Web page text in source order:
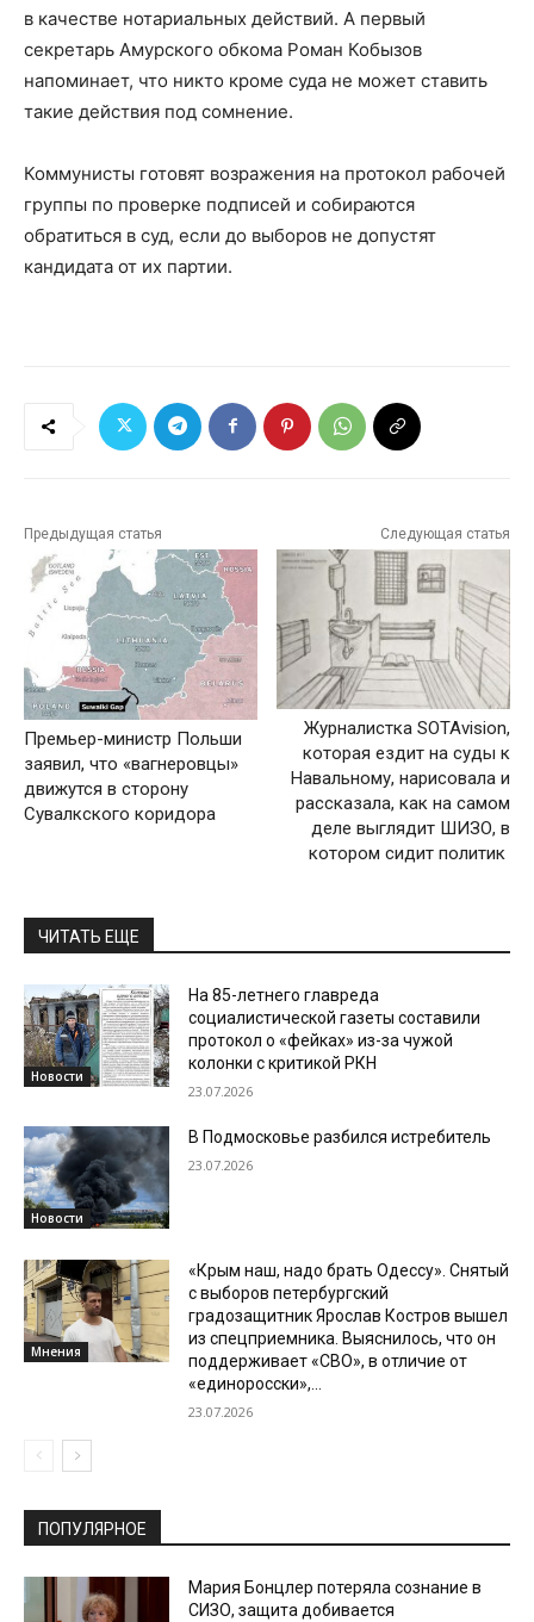
в качестве нотариальных действий. А первый
секретарь Амурского обкома Роман Кобызов
напоминает, что никто кроме суда не может ставить
такие действия под сомнение.
Коммунисты готовят возражения на протокол рабочей
группы по проверке подписей и собираются
обратиться в суд, если до выборов не допустят
кандидата от их партии.
Предыдущая статья
Премьер-министр Польши
заявил, что «вагнеровцы»
движутся в сторону
Сувалкского коридора
Следующая статья
Журналистка SOTAvision,
которая ездит на суды к
Навальному, нарисовала и
рассказала, как на самом
деле выглядит ШИЗО, в
котором сидит политик
ЧИТАТЬ ЕЩЕ
Новости
На 85-летнего главреда
социалистической газеты составили
протокол о «фейках» из-за чужой
колонки с критикой РКН
23.07.2026
Новости
В Подмосковье разбился истребитель
23.07.2026
Мнения
«Крым наш, надо брать Одессу». Снятый
с выборов петербургский
градозащитник Ярослав Костров вышел
из спецприемника. Выяснилось, что он
поддерживает «СВО», в отличие от
«единоросски»,...
23.07.2026
ПОПУЛЯРНОЕ
Мария Бонцлер потеряла сознание в
СИЗО, защита добивается